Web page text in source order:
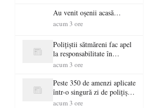
Au venit oșenii acasă…
acum 3 ore
Polițiștii sătmăreni fac apel
la responsabilitate în
trafic…
acum 3 ore
Peste 350 de amenzi aplicate
într-o singură zi de polițiștii
sătmăreni
acum 3 ore